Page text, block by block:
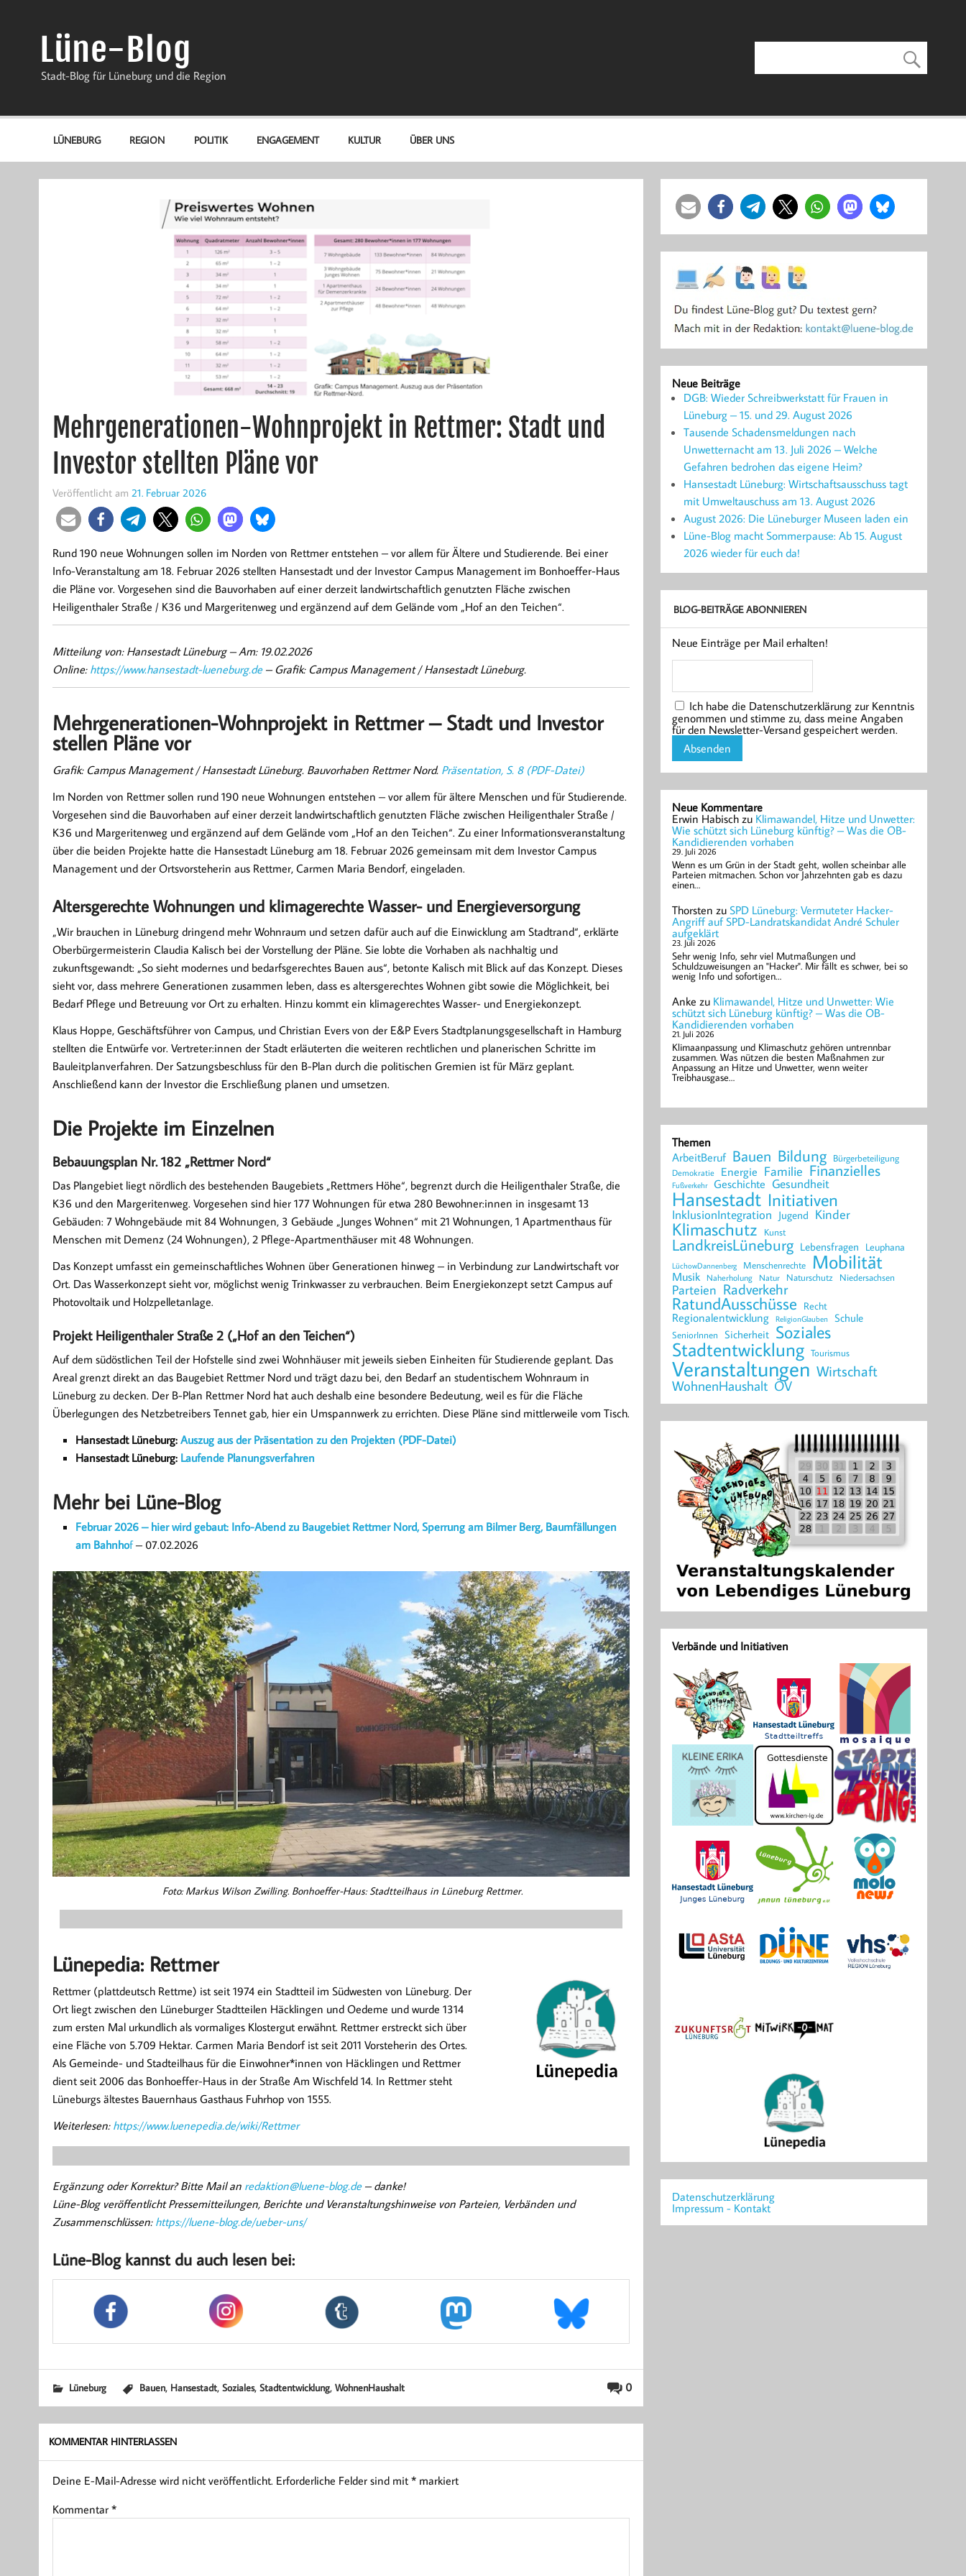
Lüne-Blog
Stadt-Blog für Lüneburg und die Region
LÜNEBURG REGION POLITIK ENGAGEMENT KULTUR ÜBER UNS
Mehrgenerationen-Wohnprojekt in Rettmer: Stadt und
Investor stellten Pläne vor
Veröffentlicht am 21. Februar 2026
Rund 190 neue Wohnungen sollen im Norden von Rettmer entstehen – vor allem für Ältere und Studierende. Bei einer
Info-Veranstaltung am 18. Februar 2026 stellten Hansestadt und der Investor Campus Management im Bonhoeffer-Haus
die Pläne vor. Vorgesehen sind die Bauvorhaben auf einer derzeit landwirtschaftlich genutzten Fläche zwischen
Heiligenthaler Straße / K36 und Margeritenweg und ergänzend auf dem Gelände vom „Hof an den Teichen“.
Mitteilung von: Hansestadt Lüneburg –Am: 19.02.2026
Online: https://www.hansestadt-lueneburg.de– Grafik: Campus Management / Hansestadt Lüneburg.
Mehrgenerationen-Wohnprojekt in Rettmer – Stadt und Investor
stellen Pläne vor
Grafik: Campus Management / Hansestadt Lüneburg. Bauvorhaben Rettmer Nord. Präsentation, S. 8 (PDF-Datei)
Im Norden von Rettmer sollen rund 190 neue Wohnungen entstehen – vor allem für ältere Menschen und für Studierende.
Vorgesehen sind die Bauvorhaben auf einer derzeit landwirtschaftlich genutzten Fläche zwischen Heiligenthaler Straße /
K36 und Margeritenweg und ergänzend auf dem Gelände vom „Hof an den Teichen“. Zu einer Informationsveranstaltung
über die beiden Projekte hatte die Hansestadt Lüneburg am 18. Februar 2026 gemeinsam mit dem Investor Campus
Management und der Ortsvorsteherin aus Rettmer, Carmen Maria Bendorf, eingeladen.
Altersgerechte Wohnungen und klimagerechte Wasser- und Energieversorgung
„Wir brauchen in Lüneburg dringend mehr Wohnraum und setzen dafür auch auf die Einwicklung am Stadtrand“, erklärte
Oberbürgermeisterin Claudia Kalisch bei der Vorstellung der Pläne. Sie lobte die Vorhaben als nachhaltig und
zukunftsgewandt: „So sieht modernes und bedarfsgerechtes Bauen aus“, betonte Kalisch mit Blick auf das Konzept. Dieses
sieht vor, dass mehrere Generationen zusammen leben, dass es altersgerechtes Wohnen gibt sowie die Möglichkeit, bei
Bedarf Pflege und Betreuung vor Ort zu erhalten. Hinzu kommt ein klimagerechtes Wasser- und Energiekonzept.
Klaus Hoppe, Geschäftsführer von Campus, und Christian Evers von der E&P Evers Stadtplanungsgesellschaft in Hamburg
stellten die Entwürfe vor. Vertreter:innen der Stadt erläuterten die weiteren rechtlichen und planerischen Schritte im
Bauleitplanverfahren. Der Satzungsbeschluss für den B-Plan durch die politischen Gremien ist für März geplant.
Anschließend kann der Investor die Erschließung planen und umsetzen.
Die Projekte im Einzelnen
Bebauungsplan Nr. 182 „Rettmer Nord“
Das Plangebiet liegt nördlich des bestehenden Baugebiets „Rettmers Höhe“, begrenzt durch die Heiligenthaler Straße, die
K36 und den Margeritenweg. Vorgesehen sind hier 177 Wohnungen für etwa 280 Bewohner:innen in insgesamt 13
Gebäuden: 7 Wohngebäude mit 84 Wohnungen, 3 Gebäude „Junges Wohnen“ mit 21 Wohnungen, 1 Apartmenthaus für
Menschen mit Demenz (24 Wohnungen), 2 Pflege-Apartmenthäuser mit 48 Wohnungen.
Das Konzept umfasst ein gemeinschaftliches Wohnen über Generationen hinweg – in Verbindung zur Landwirtschaft vor
Ort. Das Wasserkonzept sieht vor, möglichst wenig Trinkwasser zu verbrauchen. Beim Energiekonzept setzt Campus auf
Photovoltaik und Holzpelletanlage.
Projekt Heiligenthaler Straße 2 („Hof an den Teichen“)
Auf dem südöstlichen Teil der Hofstelle sind zwei Wohnhäuser mit jeweils sieben Einheiten für Studierende geplant. Das
Areal grenzt direkt an das Baugebiet Rettmer Nord und trägt dazu bei, den Bedarf an studentischem Wohnraum in
Lüneburg zu decken. Der B-Plan Rettmer Nord hat auch deshalb eine besondere Bedeutung, weil es für die Fläche
Überlegungen des Netzbetreibers Tennet gab, hier ein Umspannwerk zu errichten. Diese Pläne sind mittlerweile vom Tisch.
Hansestadt Lüneburg: Auszug aus der Präsentation zu den Projekten (PDF-Datei)
Hansestadt Lüneburg: Laufende Planungsverfahren
Mehr bei Lüne-Blog
Februar 2026 – hier wird gebaut: Info-Abend zu Baugebiet Rettmer Nord, Sperrung am Bilmer Berg, Baumfällungen
am Bahnhof– 07.02.2026
Foto: Markus Wilson Zwilling. Bonhoeffer-Haus: Stadtteilhaus in Lüneburg Rettmer.
Lünepedia: Rettmer
Rettmer (plattdeutsch Rettme) ist seit 1974 ein Stadtteil im Südwesten von Lüneburg. Der
Ort liegt zwischen den Lüneburger Stadtteilen Häcklingen und Oedeme und wurde 1314
zum ersten Mal urkundlich als vormaliges Klostergut erwähnt. Rettmer erstreckt sich über
eine Fläche von 5.709 Hektar. Carmen Maria Bendorf ist seit 2011 Vorsteherin des Ortes.
Als Gemeinde- und Stadteilhaus für die Einwohner*innen von Häcklingen und Rettmer
dient seit 2006 das Bonhoeffer-Haus in der Straße Am Wischfeld 14. In Rettmer steht
Lüneburgs ältestes Bauernhaus Gasthaus Fuhrhop von 1555.
Weiterlesen: https://www.luenepedia.de/wiki/Rettmer
Ergänzung oder Korrektur? Bitte Mail an redaktion@luene-blog.de– danke!
Lüne-Blog veröffentlicht Pressemitteilungen, Berichte und Veranstaltungshinweise von Parteien, Verbänden und
Zusammenschlüssen: https://luene-blog.de/ueber-uns/
Lüne-Blog kannst du auch lesen bei:
0
Lüneburg Bauen, Hansestadt, Soziales, Stadtentwicklung, WohnenHaushalt
KOMMENTAR HINTERLASSEN
Deine E-Mail-Adresse wird nicht veröffentlicht. Erforderliche Felder sind mit *markiert
Kommentar *
Neue Beiträge
DGB: Wieder Schreibwerkstatt für Frauen in
Lüneburg – 15. und 29. August 2026
Tausende Schadensmeldungen nach
Unwetternacht am 13. Juli 2026 – Welche
Gefahren bedrohen das eigene Heim?
Hansestadt Lüneburg: Wirtschaftsausschuss tagt
mit Umweltauschuss am 13. August 2026
August 2026: Die Lüneburger Museen laden ein
Lüne-Blog macht Sommerpause: Ab 15. August
2026 wieder für euch da!
BLOG-BEITRÄGE ABONNIEREN
Neue Einträge per Mail erhalten!
Ich habe die Datenschutzerklärung zur Kenntnis
genommen und stimme zu, dass meine Angaben
für den Newsletter-Versand gespeichert werden.
Neue Kommentare
Erwin Habisch zu Klimawandel, Hitze und Unwetter:
Wie schützt sich Lüneburg künftig? – Was die OB-
Kandidierenden vorhaben
29. Juli 2026
Wenn es um Grün in der Stadt geht, wollen scheinbar alle
Parteien mitmachen. Schon vor Jahrzehnten gab es dazu
einen…
Thorsten zuSPD Lüneburg: Vermuteter Hacker-
Angriff auf SPD-Landratskandidat André Schuler
aufgeklärt
23. Juli 2026
Sehr wenig Info, sehr viel Mutmaßungen und
Schuldzuweisungen an "Hacker". Mir fällt es schwer, bei so
wenig Info und sofortigen…
Anke zu Klimawandel, Hitze und Unwetter: Wie
schützt sich Lüneburg künftig? – Was die OB-
Kandidierenden vorhaben
21. Juli 2026
Klimaanpassung und Klimaschutz gehören untrennbar
zusammen. Was nützen die besten Maßnahmen zur
Anpassung an Hitze und Unwetter, wenn weiter
Treibhausgase…
Themen
ArbeitBeruf Bauen Bildung Bürgerbeteiligung
Demokratie Energie Familie Finanzielles
Fußverkehr Geschichte Gesundheit
Hansestadt Initiativen
InklusionIntegration Jugend Kinder
Klimaschutz Kunst
LandkreisLüneburg Lebensfragen Leuphana
LüchowDannenberg Menschenrechte Mobilität
Musik Naherholung Natur Naturschutz Niedersachsen
Parteien Radverkehr
RatundAusschüsse Recht
Regionalentwicklung ReligionGlauben Schule
SeniorInnen Sicherheit Soziales
Stadtentwicklung Tourismus
Veranstaltungen Wirtschaft
WohnenHaushalt ÖV
Verbände und Initiativen
Datenschutzerklärung
Impressum - Kontakt